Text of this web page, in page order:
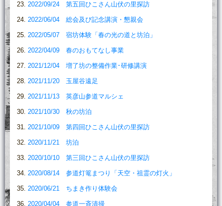
2022/09/24 第五回ひこさん山伏の里探訪
2022/06/04 総会及び記念講演・懇親会
2022/05/07 宿坊体験「春の光の道と坊泊」
2022/04/09 春のおもてなし事業
2021/12/04 増了坊の整備作業･研修講演
2021/11/20 玉屋谷遠足
2021/11/13 英彦山参道マルシェ
2021/10/30 秋の坊泊
2021/10/09 第四回ひこさん山伏の里探訪
2020/11/21 坊泊
2020/10/10 第三回ひこさん山伏の里探訪
2020/08/14 参道灯篭まつり「天空・祖霊の灯火」
2020/06/21 ちまき作り体験会
2020/04/04 参道一斉清掃